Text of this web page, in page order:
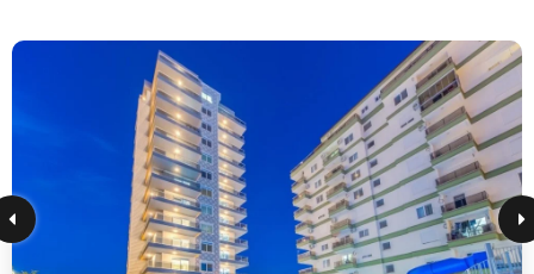
Erwachsene
SORTIEREN NACH:Standard